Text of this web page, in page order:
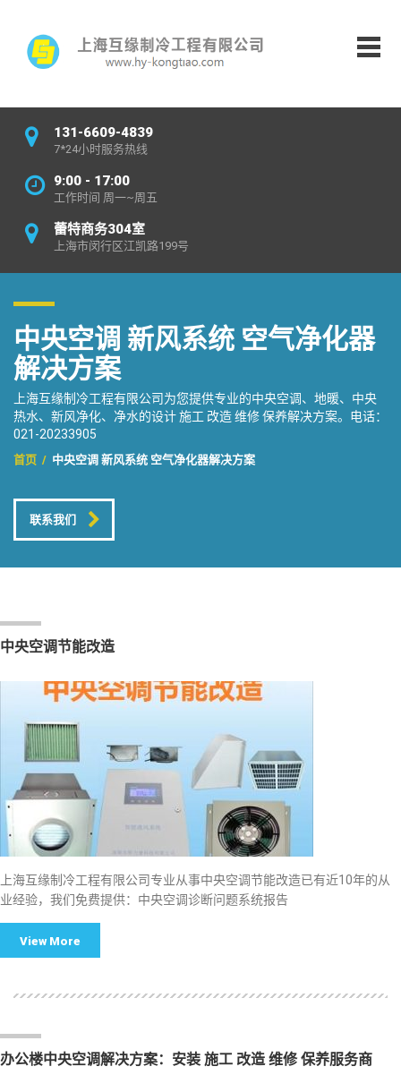
131-6609-4839
7*24小时服务热线
9:00 - 17:00
工作时间 周一~周五
蕾特商务304室
上海市闵行区江凯路199号
中央空调 新风系统 空气净化器
解决方案
上海互缘制冷工程有限公司为您提供专业的中央空调、地暖、中央
热水、新风净化、净水的设计 施工 改造 维修 保养解决方案。电话：
021-20233905
首页 / 中央空调 新风系统 空气净化器解决方案
联系我们
中央空调节能改造
上海互缘制冷工程有限公司专业从事中央空调节能改造已有近10年的从
业经验，我们免费提供：中央空调诊断问题系统报告
View More
办公楼中央空调解决方案：安装 施工 改造 维修 保养服务商